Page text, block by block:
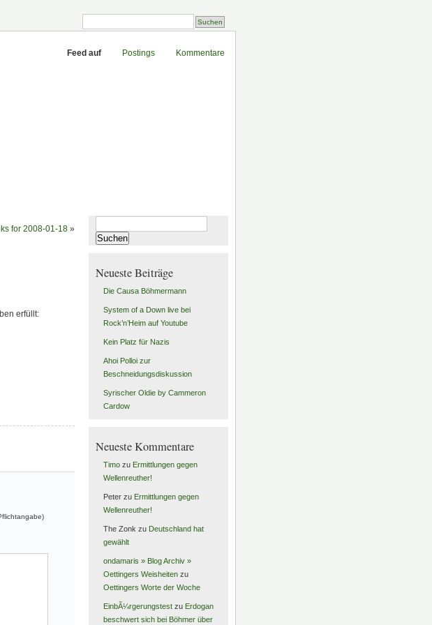
Feed auf Postings Kommentare
for 2008-01-18 »
erfüllt:
nach:
Neueste Beiträge
Die Causa Böhmermann
System of a Down live bei
Rock’n’Heim auf Youtube
Kein Platz für Nazis
Ahoi Polloi zur
Beschneidungsdiskussion
Syrischer Oldie by Cammeron
Cardow
Neueste Kommentare
Timozu Ermittlungen gegen
Wellenreuther!
Peterzu Ermittlungen gegen
Wellenreuther!
The Zonk zu Deutschland hat
gewählt
ondamaris » Blog Archiv »
Oettingers Weisheitenzu
Oettingers Worte der Woche
EinbÃ¼rgerungstestzu Erdogan
beschwert sich bei Böhmer über